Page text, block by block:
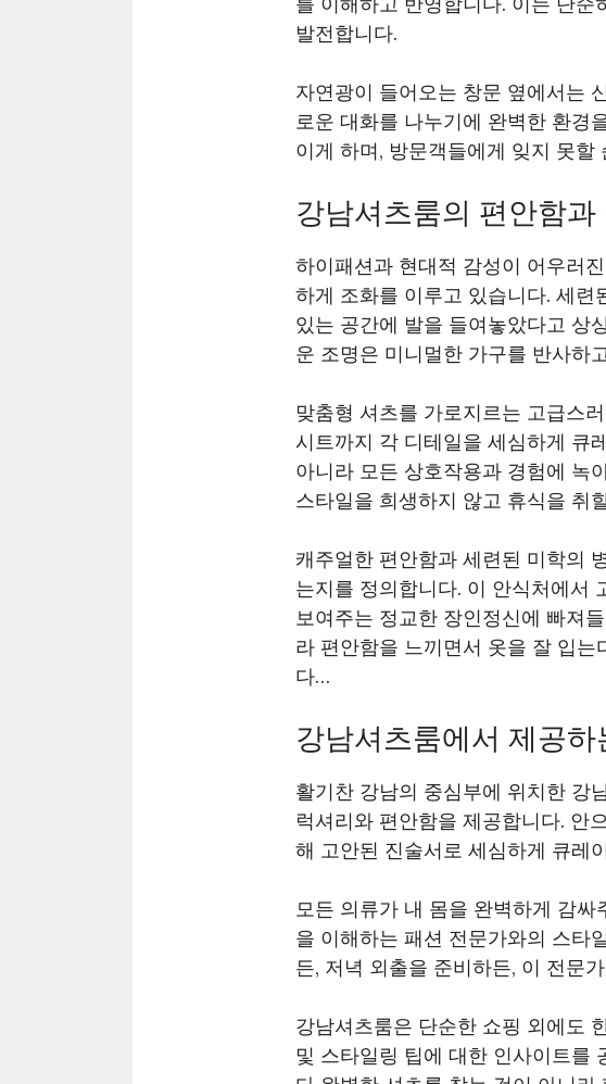
발전합니다.
자연광이 들어오는 창문 옆에서는
로운 대화를 나누기에 완벽한 환경
이게 하며, 방문객들에게 잊지 못할
강남셔츠룸의 편안함과
하이패션과 현대적 감성이 어우러
하게 조화를 이루고 있습니다. 세
있는 공간에 발을 들여놓았다고 상
운 조명은 미니멀한 가구를 반사하
맞춤형 셔츠를 가로지르는 고급스
시트까지 각 디테일을 세심하게 큐
아니라 모든 상호작용과 경험에 녹
스타일을 희생하지 않고 휴식을 취
캐주얼한 편안함과 세련된 미학의
는지를 정의합니다. 이 안식처에서
보여주는 정교한 장인정신에 빠져
라 편안함을 느끼면서 옷을 잘 입
다…
강남셔츠룸에서 제공
활기찬 강남의 중심부에 위치한 강
럭셔리와 편안함을 제공합니다. 안
해 고안된 진술서로 세심하게 큐레
모든 의류가 내 몸을 완벽하게 감
을 이해하는 패션 전문가와의 스타
든, 저녁 외출을 준비하든, 이 전문
강남셔츠룸은 단순한 쇼핑 외에도
및 스타일링 팁에 대한 인사이트를